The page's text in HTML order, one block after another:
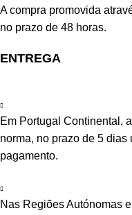
A compra promovida
no prazo de 48 horas.
ENTREGA
Em Portugal Continental,
norma, no prazo de 5
pagamento.
Nas Regiões Autónomas